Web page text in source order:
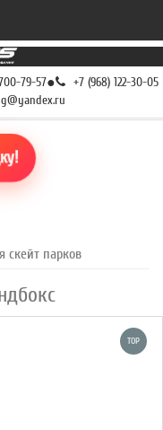
79-57● +7 (968) 122-30-05
скейт парков
TOP